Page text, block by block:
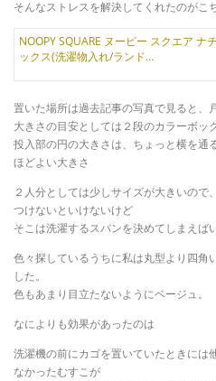
そんなストレスを解決してくれたのがこち
NOOPY SQUARE ヌーピー スクエア
ックス(洗濯物入れ/ランド…
置いた場所は過去記事の写真で見ると、
大きさの目安としては２段のカラーボッ
投入部の円の大きさは、ちょっと横を通
ほどよい大きさ
２人分としては少しサイズが大きいの
つけないといけないけど
そこは洗濯するスパンを決めてしまえば
色々探しているうちに私は丸型より四角
した。
色もあまり目立たないようにベージュ。
なによりも効果があったのは
洗濯機の前にカゴを置いていたときには
なかったむすこが